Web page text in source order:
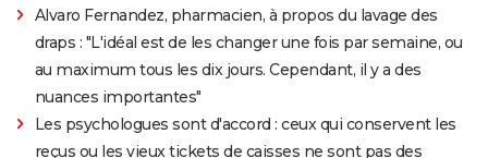
Alvaro Fernandez, pharmacien, à propos du lavage des
draps : "L'idéal est de les changer une fois par semaine, ou
au maximum tous les dix jours. Cependant, il y a des
nuances importantes"
Les psychologues sont d'accord : ceux qui conservent les
reçus ou les vieux tickets de caisses ne sont pas des